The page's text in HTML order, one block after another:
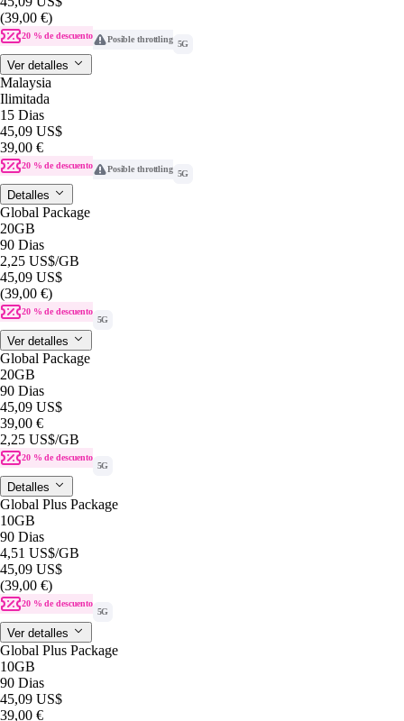
(39,00 €)
20 % de descuento Posible throttling 5G
Ver detalles
Malaysia
Ilimitada
15 Dias
45,09 US$
39,00 €
20 % de descuento Posible throttling 5G
Detalles
Global Package
20GB
90 Dias
2,25 US$/GB
45,09 US$
(39,00 €)
20 % de descuento
5G
Ver detalles
Global Package
20GB
90 Dias
45,09 US$
39,00 €
2,25 US$/GB
20 % de descuento
5G
Detalles
Global Plus Package
10GB
90 Dias
4,51 US$/GB
45,09 US$
(39,00 €)
20 % de descuento
5G
Ver detalles
Global Plus Package
10GB
90 Dias
45,09 US$
39,00 €